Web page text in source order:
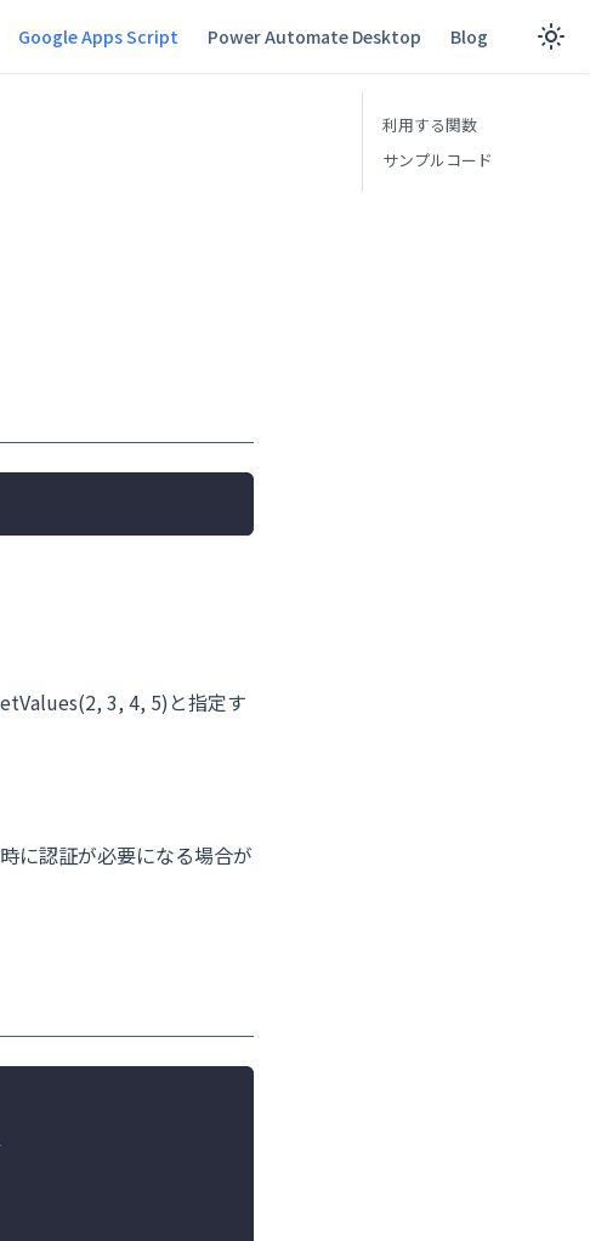
Google Apps Script Power Automate Desktop Blog
3, 4, 5)と指定す
に認証が必要になる場合が
利用する関数
サンプルコード